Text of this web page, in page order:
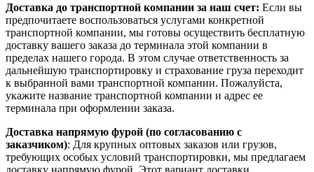
Доставка до транспортной компании за наш счет: Если вы
предпочитаете воспользоваться услугами конкретной
транспортной компании, мы готовы осуществить бесплатную
доставку вашего заказа до терминала этой компании в
пределах нашего города. В этом случае ответственность за
дальнейшую транспортировку и страхование груза переходит
к выбранной вами транспортной компании. Пожалуйста,
укажите название транспортной компании и адрес ее
терминала при оформлении заказа.
Доставка напрямую фурой (по согласованию с
заказчиком): Для крупных оптовых заказов или грузов,
требующих особых условий транспортировки, мы предлагаем
доставку напрямую фурой. Этот вариант доставки